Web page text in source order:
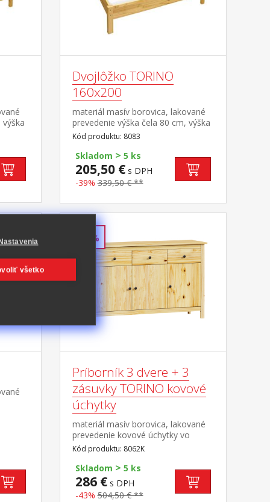
a
120
Dvojlôžko TORINO
160x200
materiál masív borovica, lakované
prevedenie výška čela 80 cm, výška
sedu 38 cm, cena bez roštu a
matraca minimálna odporúčaná
výška matraca 15 cm odporúčaný
rozmer matraca 160 × 200 cm
alebo 2 kusy 80 × 200 cm a rošt R2
odporúčaná nosnosť do 120 kg na
Kód produktu: 8083
Skladom > 5 ks
205,50 €s DPH
-39% 339,50 € **
-43%
Príborník 3 dvere + 3
zásuvky TORINO kovové
úchytky
materiál masív borovica, lakované
prevedenie kovové úchytky vo
farebnom prevedení černená
mosadz 3 dvere, 3 zásuvky s
kovovými pojazdmi vhodný doplnok
nadstavec TORINO 8063K
Kód produktu: 8062K
Skladom > 5 ks
286 €s DPH
-43% 504,50 € **
všetko